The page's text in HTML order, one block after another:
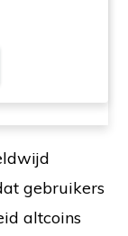
gebruikers
altcoins